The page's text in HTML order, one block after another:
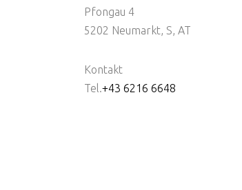
Pfongau 4
5202 Neumarkt, S, AT
Kontakt
Tel.+43 6216 6648